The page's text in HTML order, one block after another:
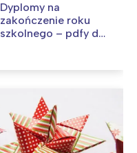
Dyplomy na
zakończenie roku
szkolnego – pdfy do